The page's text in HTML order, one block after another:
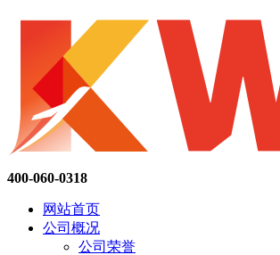
400-060-0318
网站首页
公司概况
公司荣誉